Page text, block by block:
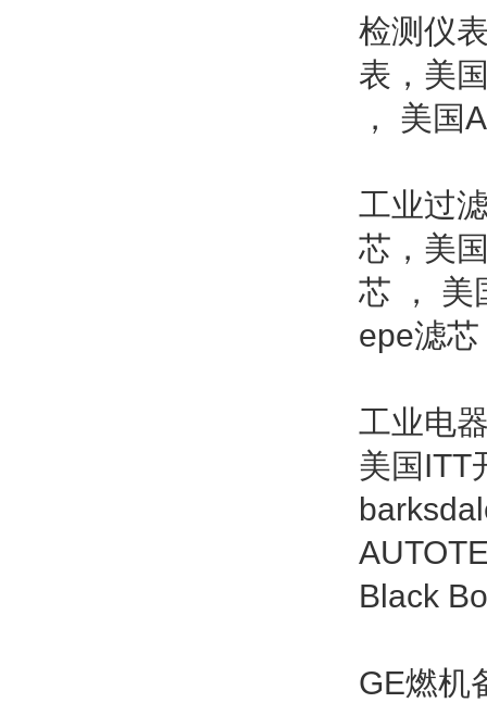
检测仪
表，美
， 美国
工业过
芯，美
芯 ， 美
epe滤芯
工业电
美国ITT
Black
GE燃机